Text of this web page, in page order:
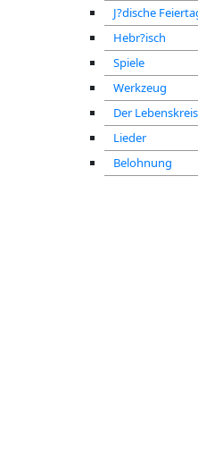
J?dische
Hebr?isch
Spiele
Werkzeug
Der Lebenskreis
Lieder
Belohnung